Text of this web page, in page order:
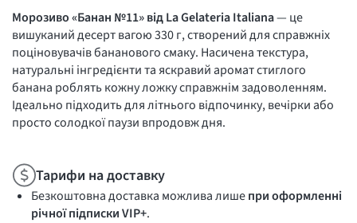
Морозиво «Банан №11» від La Gelateria Italiana— це
вишуканий десерт вагою 330 г, створений для справжніх
поціновувачів бананового смаку. Насичена текстура,
натуральні інгредієнти та яскравий аромат стиглого
банана роблять кожну ложку справжнім задоволенням.
Ідеально підходить для літнього відпочинку, вечірки або
просто солодкої паузи впродовж дня.
Тарифи на доставку
Безкоштовна доставка можлива лишепри оформленні
річної підписки VIP+.